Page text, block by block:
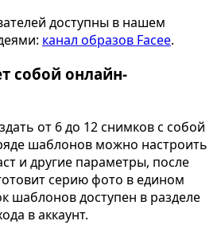
доступны в нашем
канал образов Facee.
собой онлайн-
от 6 до 12 снимков с собой
шаблонов можно настроить
и другие параметры, после
серию фото в едином
шаблонов доступен в разделе
в аккаунт.